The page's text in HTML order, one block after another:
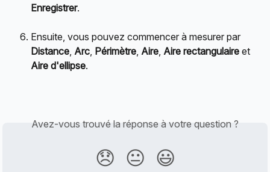
Enregistrer.
Ensuite, vous pouvez commencer à mesurer par
Distance, Arc, Périmètre, Aire, Aire rectangulaire et
Aire d'ellipse.
Avez-vous trouvé la réponse à votre question ?
😞 😐 😃